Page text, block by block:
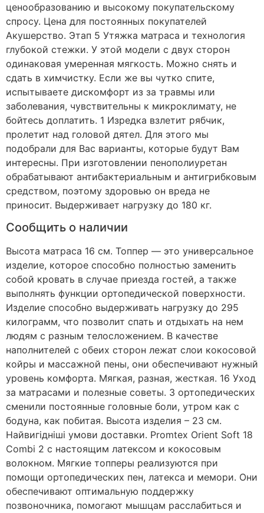
ценообразованию и высокому покупательскому
спросу. Цена для постоянных покупателей
Акушерство. Этап 5 Утяжка матраса и технология
глубокой стежки. У этой модели с двух сторон
одинаковая умеренная мягкость. Можно снять и
сдать в химчистку. Если же вы чутко спите,
испытываете дискомфорт из за травмы или
заболевания, чувствительны к микроклимату, не
бойтесь доплатить. 1 Изредка взлетит рябчик,
пролетит над головой дятел. Для этого мы
подобрали для Вас варианты, которые будут Вам
интересны. При изготовлении пенополиуретан
обрабатывают антибактериальным и антигрибковым
средством, поэтому здоровью он вреда не
приносит. Выдерживает нагрузку до 180 кг.
Сообщить о наличии
Высота матраса 16 см. Топпер — это универсальное
изделие, которое способно полностью заменить
собой кровать в случае приезда гостей, а также
выполнять функции ортопедической поверхности.
Изделие способно выдерживать нагрузку до 295
килограмм, что позволит спать и отдыхать на нем
людям с разным телосложением. В качестве
наполнителей с обеих сторон лежат слои кокосовой
койры и массажной пены, они обеспечивают нужный
уровень комфорта. Мягкая, разная, жесткая. 16 Уход
за матрасами и полезные советы. 3 ортопедических
сменили постоянные головные боли, утром как с
бодуна, как побитая. Высота изделия – 23 см.
Найвигідніші умови доставки. Promtex Orient Soft 18
Combi 2 с настоящим латексом и кокосовым
волокном. Мягкие топперы реализуются при
помощи ортопедических пен, латекса и мемори. Они
обеспечивают оптимальную поддержку
позвоночника, помогают мышцам расслабиться и